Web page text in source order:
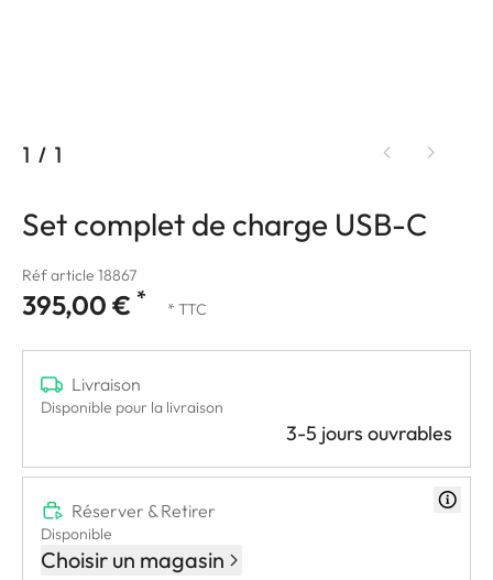
1 / 1
Set complet de charge USB-C
Réf article 18867
395,00 € * * TTC
Livraison
Disponible pour la livraison
3-5 jours ouvrables
Réserver & Retirer
Disponible
Choisir un magasin